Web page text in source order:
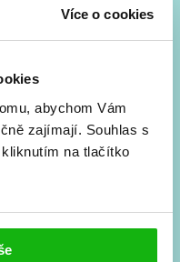
Více o cookies
abychom Vám
zajímají. Souhlas s
na tlačítko
rovnou do mailu!
a další.
osobních údajů